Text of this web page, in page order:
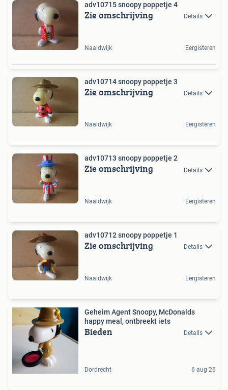
adv10715 snoopy poppetje 4
Zie omschrijving Details
Naaldwijk Eergisteren
adv10714 snoopy poppetje 3
Zie omschrijving Details
Naaldwijk Eergisteren
adv10713 snoopy poppetje 2
Zie omschrijving Details
Naaldwijk Eergisteren
adv10712 snoopy poppetje 1
Zie omschrijving Details
Naaldwijk Eergisteren
Geheim Agent Snoopy, McDonalds
happy meal, ontbreekt iets
Bieden Details
Dordrecht 6 aug 26